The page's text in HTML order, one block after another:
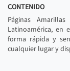
CONTENIDO
Páginas
Latinoamérica, en
forma rápida y
cualquier lugar y